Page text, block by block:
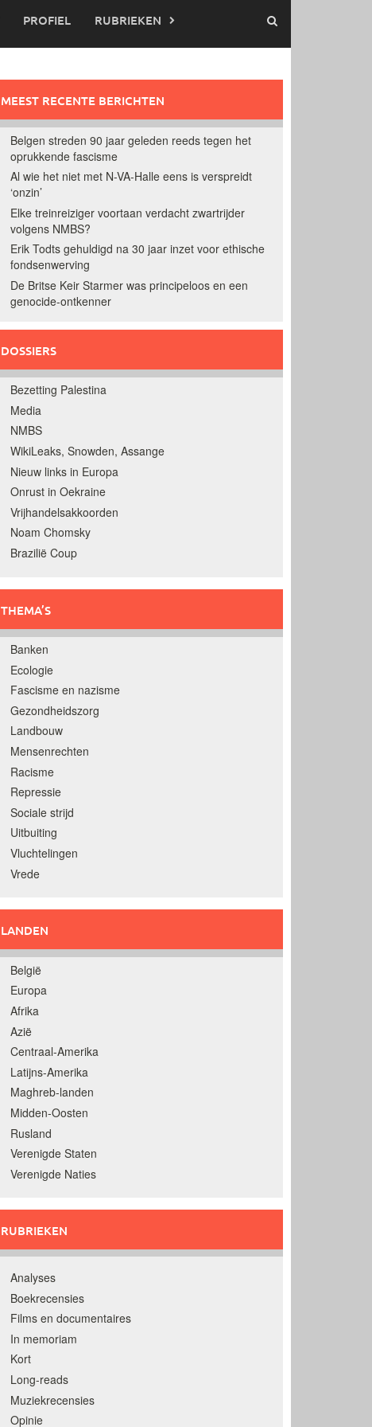
PROFIEL RUBRIEKEN
MEEST RECENTE BERICHTEN
Belgen streden 90 jaar geleden reeds tegen het
oprukkende fascisme
Al wie het niet met N-VA-Halle eens is verspreidt
‘onzin’
Elke treinreiziger voortaan verdacht zwartrijder
volgens NMBS?
Erik Todts gehuldigd na 30 jaar inzet voor ethische
fondsenwerving
De Britse Keir Starmer was principeloos en een
genocide-ontkenner
DOSSIERS
Bezetting Palestina
Media
NMBS
WikiLeaks, Snowden, Assange
Nieuw links in Europa
Onrust in Oekraine
Vrijhandelsakkoorden
Noam Chomsky
Brazilië Coup
THEMA’S
Banken
Ecologie
Fascisme en nazisme
Gezondheidszorg
Landbouw
Mensenrechten
Racisme
Repressie
Sociale strijd
Uitbuiting
Vluchtelingen
Vrede
LANDEN
België
Europa
Afrika
Azië
Centraal-Amerika
Latijns-Amerika
Maghreb-landen
Midden-Oosten
Rusland
Verenigde Staten
Verenigde Naties
RUBRIEKEN
Analyses
Boekrecensies
Films en documentaires
In memoriam
Kort
Long-reads
Muziekrecensies
Opinie